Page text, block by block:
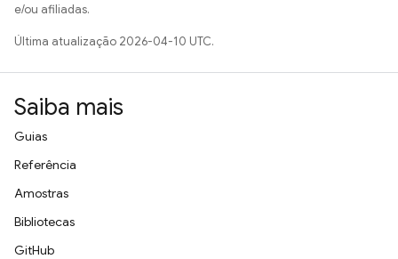
e/ou afiliadas.
Última atualização 2026-04-10 UTC.
Saiba mais
Guias
Referência
Amostras
Bibliotecas
GitHub